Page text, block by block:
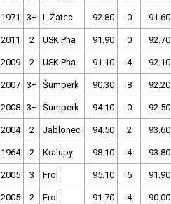
1971 3+ L.Žatec 92.80 0 91.60
2011 2 USK Pha 91.90 0 92.70
2009 2 USK Pha 91.10 4 92.10
2007 3+ Šumperk 90.30 8 92.20
2008 3+ Šumperk 94.10 0 92.50
2004 2 Jablonec 94.50 2 93.60
1964 2 Kralupy 98.10 4 93.80
2005 3 Frol 95.10 6 91.90
2005 2 Frol 91.70 4 90.00